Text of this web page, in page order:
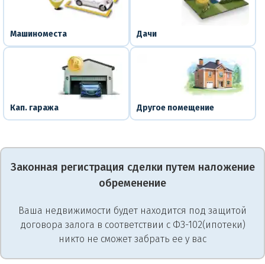
Машиноместа Дачи
Кап. гаража Другое помещение
Законная регистрация сделки путем наложение
обременение
Ваша недвижимости будет находится под защитой
договора залога в соответствии с ФЗ-102(ипотеки)
никто не сможет забрать ее у вас